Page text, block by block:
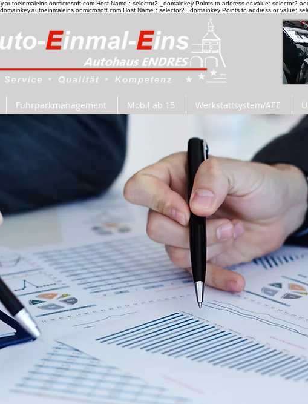
Host Name : selector2._domainkey Points to address or value: selector2-
Host Name : selector2._domainkey Points to address or value:
Fuhrparkmanagement Mobil ab 15 Werkstattsystem/AEE